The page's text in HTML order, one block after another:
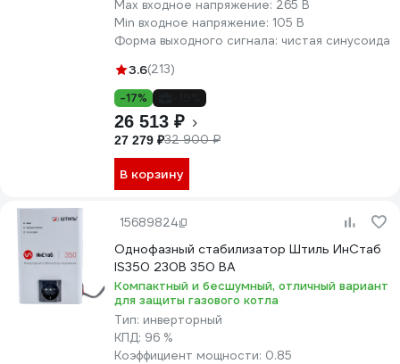
Max входное напряжение: 265 В
Min входное напряжение: 105 В
Форма выходного сигнала: чистая синусоида
3.6(213)
-17%
26 513 ₽
27 279 ₽32 900 ₽
В корзину
15689824
Однофазный стабилизатор Штиль ИнСтаб
IS350 230В 350 ВА
Компактный и бесшумный, отличный вариант
для защиты газового котла
Тип: инверторный
КПД: 96 %
Коэффициент мощности: 0.85